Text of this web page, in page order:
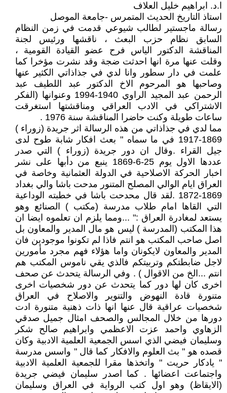
ا.د. ابراهيم خليل العلاف
استاذ التاريخ الحديث المتمرس -جامعة الموصل
رسالة ماجستير لطالب شيوعي قدمت في زمن النظام
السابق نظام حزب البعث ، ناقشها ورئيس لجنة
المناقشة الدكتور الياس فرح عضو القيادة القومية ،
وقلت عنها مرة انها احدثت ضجة وقد نشرت مؤخرا كما
علمت في دار سطور وانا لدي في جذاذاتي الكثير عنها
وصاحبها هو المرحوم الاخ الدكتور عبد اللطيف عبد
الرحمن عبد المجيد الراوي 1940-1994 وعنوانها (الفكر
الاشتراكي في الادب العراقي ومناقشتها استغرقت
ساعات طويلة وكنت حاضرا المناقشة سنة 1976 .
مما لدي في جذاذاتي من هذه الرسالة اثر جريدة (زوراء )
1869-1917 في ما سماه " بعث افكار شابة طوح لدى
جيل القراء .وقال ان دور جريدة (زوراء ) التي صدر
عددها الاول يوم 25-6-1869 ينبع من دأبها على نشر
اخبار الحركة الاصلاحية في الدولة العثمانية وخاصة في
العراق ايام الوالي المصلح المتنور مدحت باشا والي بغداد
1869-1872 .لقد قال محدحت باشا في خطبته الوداعية
التي القاها امام طلاب مدرسة (مكتب ) الصنائع وهو
يستعد لمغادرة العراق :" ...ومما يلزم ان تعلموه ايضا ان
هذا المكتب (المدرسة ) ليس هو مال المدير والمعاون بل
اصل صاحب المكتب هو انتم فاذا لم تكونوا موجودين فان
المدير والمعاون لايكونان واما هؤلاء فهم مجرد مأمورين
لاجل ضابطتكم وتربيتكم فالذي يقي ناموس المكتب هم
انتم ...الخ من الاقوال ) . وفي الرسالة يتحدث عن صحف
اخرى كان لها دور كما يتحدث عن دور شخصيات اخرى
متنورة قادة النهوض والتنوير والاصلاح في العراق
شخصيات عراقية قال عنها انها ذات ذهنية متنورة ادت
دورها من خلال المجالس والصحف امثال جميل صدقي
الزهاوي واحمد عزت الاعظمي وابراهيم صالح شكر
وسليمان فيضي الذي اسس الجمعية العلمية الادبية وكان
قصده هو " بث العلوم والافكار كما قال " واسس مدرسة
" يادكار حريت " واتخذها مقرا للجمعية العلمية الادبية
واجتماعت اعضائها . كما اصدر سليمان فيضي جريدة
(الايقاظ) وهو اول كتب الرواية في العراق وسليمان